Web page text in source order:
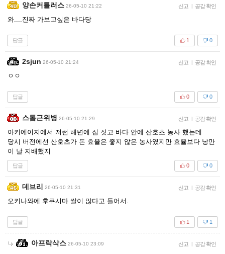
양손커틀러스 26-05-10 21:22 신고 | 공감 확인
와....진짜 가보고싶은 바다당
답글 0
1
2sjun 26-05-10 21:24 신고 | 공감 확인
ㅇㅇ
답글 0
0
스톰근위병 26-05-10 21:29 신고 | 공감 확인
아키에이지에서 저런 해변에 집 짓고 바다 안에 산호초 농사 했는데
당시 버전에선 산호초가 돈 효율은 좋지 않은 농사였지만 효율보다 낭만
이 날 지배했지
답글 0
0
데브리 26-05-10 21:31 신고 | 공감 확인
오키나와에 후쿠시마 쌀이 많다고 들어서.
답글 1
1
아프락삭스 26-05-10 23:09 신고 | 공감 확인